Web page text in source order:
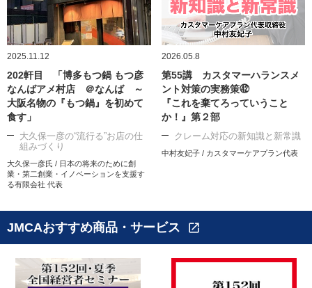
2025.11.12
202軒目 「博多もつ鍋 もつ彦
なんばアメ村店 ＠なんば ～
大阪名物の『もつ鍋』を初めて
食す」
大久保一彦の“流行る”お店の仕
組みづくり
大久保一彦氏 / 日本の将来のために創
業・第二創業・イノベーションを支援す
る有限会社 代表
2026.05.8
第55講 カスタマーハランスメ
ント対策の実務策㊷
『これを棄てろっていうこと
か！』第２部
クレーム対応の新知識と新常識
中村友妃子 / カスタマーケアプラン代表
JMCAおすすめ商品・サービス open_in_new